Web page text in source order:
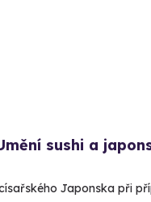
sushi a
Japonska při